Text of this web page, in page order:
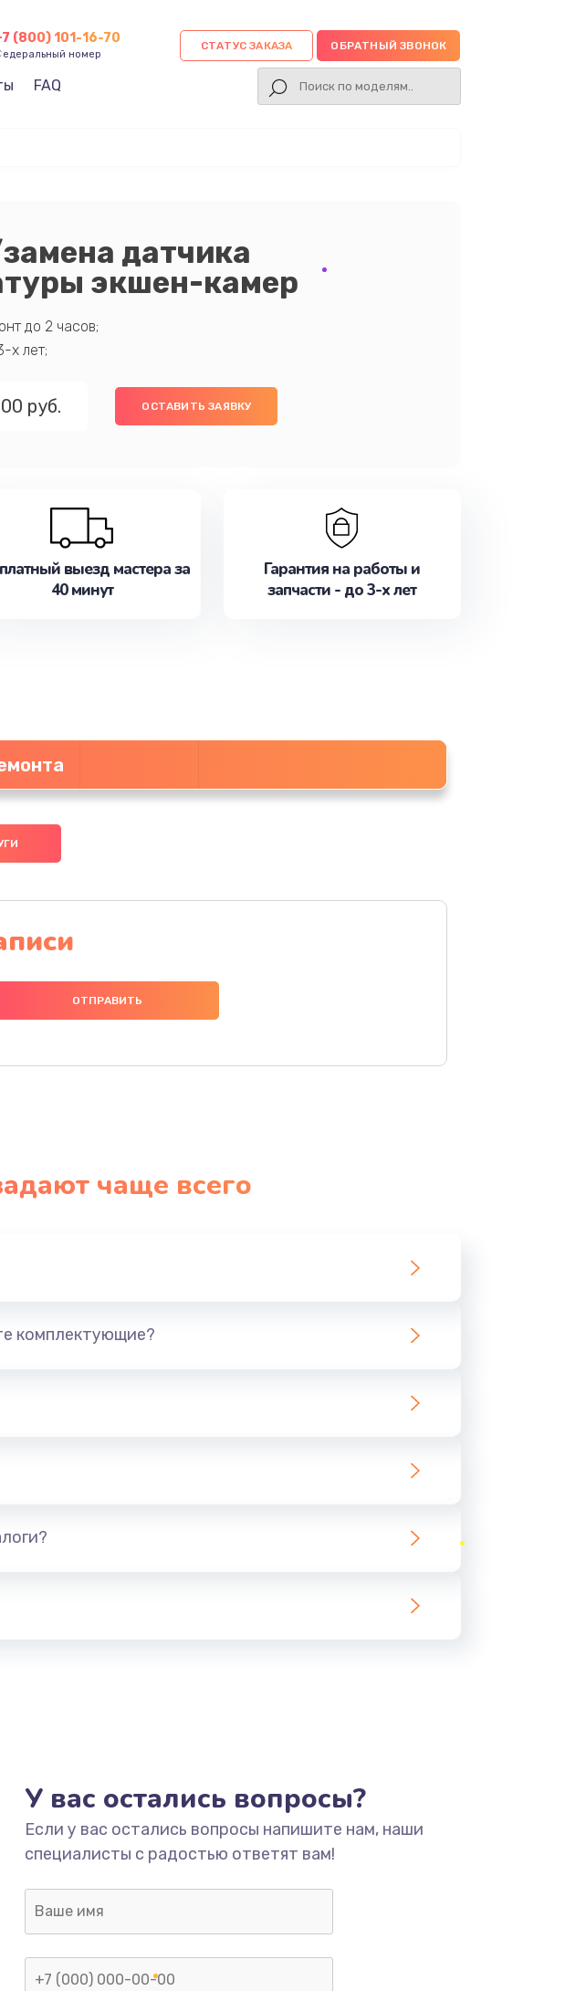
(800) 101-16-70
номер
СТАТУС ЗАКАЗА ОБРАТНЫЙ ЗВОНОК
FAQ
датчика
экшен-камер
до 2 часов;
х лет;
руб. ОСТАВИТЬ ЗАЯВКУ
выезд мастера за
40 минут
Гарантия на работы и
запчасти - до 3-х лет
чаще всего
комплектующие?
У вас остались вопросы?
Если у вас остались вопросы напишите нам, наши
специалисты с радостью ответят вам!